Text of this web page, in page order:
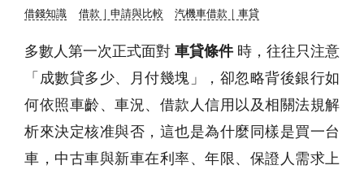
借錢知識 借款｜申請與比較 汽機車借款｜車貸
多數人第一次正式面對 車貸條件時，往往只注意
「成數貸多少、月付幾塊」，卻忽略背後銀行如
何依照車齡、車況、借款人信用以及相關法規解
析來決定核准與否，這也是為什麼同樣是買一台
車，中古車與新車在利率、年限、保證人需求上